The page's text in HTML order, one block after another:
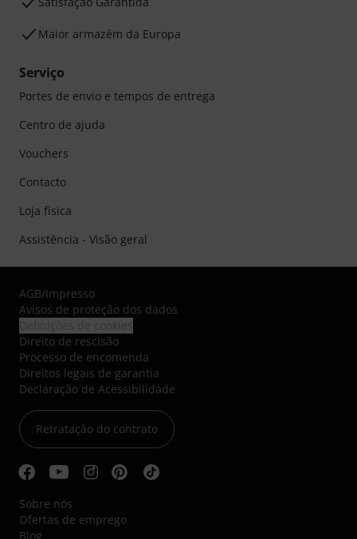
Maior armazém da Europa
Serviço
Portes de envio e tempos de entrega
Centro de ajuda
Vouchers
Contacto
Loja física
Assistência - Visão geral
AGB/Impresso
Avisos de proteção dos dados
Direito de rescisão
Processo de encomenda
Direitos legais de garantia
Declaração de Acessibilidade
Retratação do contrato
Sobre nós
Ofertas de emprego
Blog